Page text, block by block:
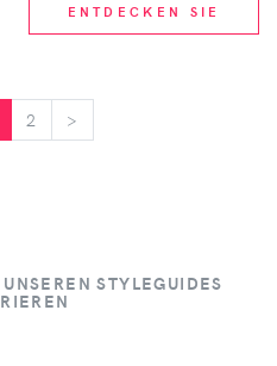
ENTDECKEN SIE
2 >
STYLEGUIDES